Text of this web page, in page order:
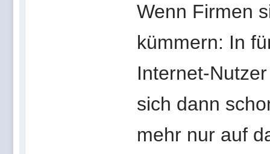
Wenn Firmen
kümmern: In
Internet-
sich dann
mehr nur auf